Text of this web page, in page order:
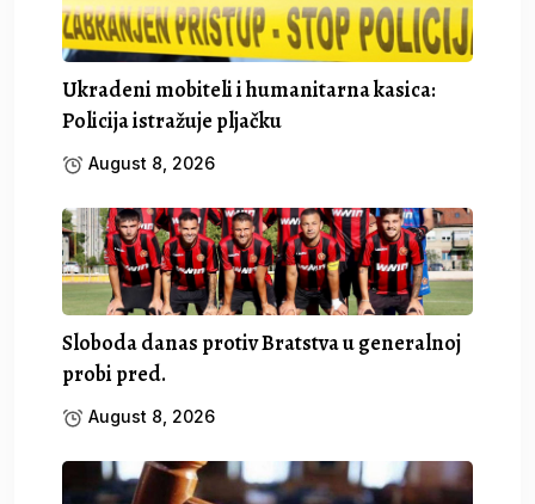
Ukradeni mobiteli i humanitarna kasica:
Policija istražuje pljačku
August 8, 2026
Sloboda danas protiv Bratstva u generalnoj
probi pred.
August 8, 2026